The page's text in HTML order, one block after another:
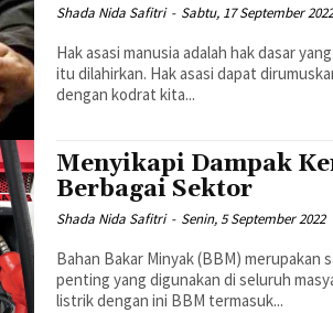
Shada Nida Safitri - Sabtu, 17 September
Hak asasi manusia adalah hak dasar
itu dilahirkan. Hak asasi dapat
dengan kodrat kita...
Menyikapi Dampak
Berbagai Sektor
Shada Nida Safitri - Senin, 5 September 2022
Bahan Bakar Minyak (BBM) merupakan
penting yang digunakan di seluruh
listrik dengan ini BBM termasuk...